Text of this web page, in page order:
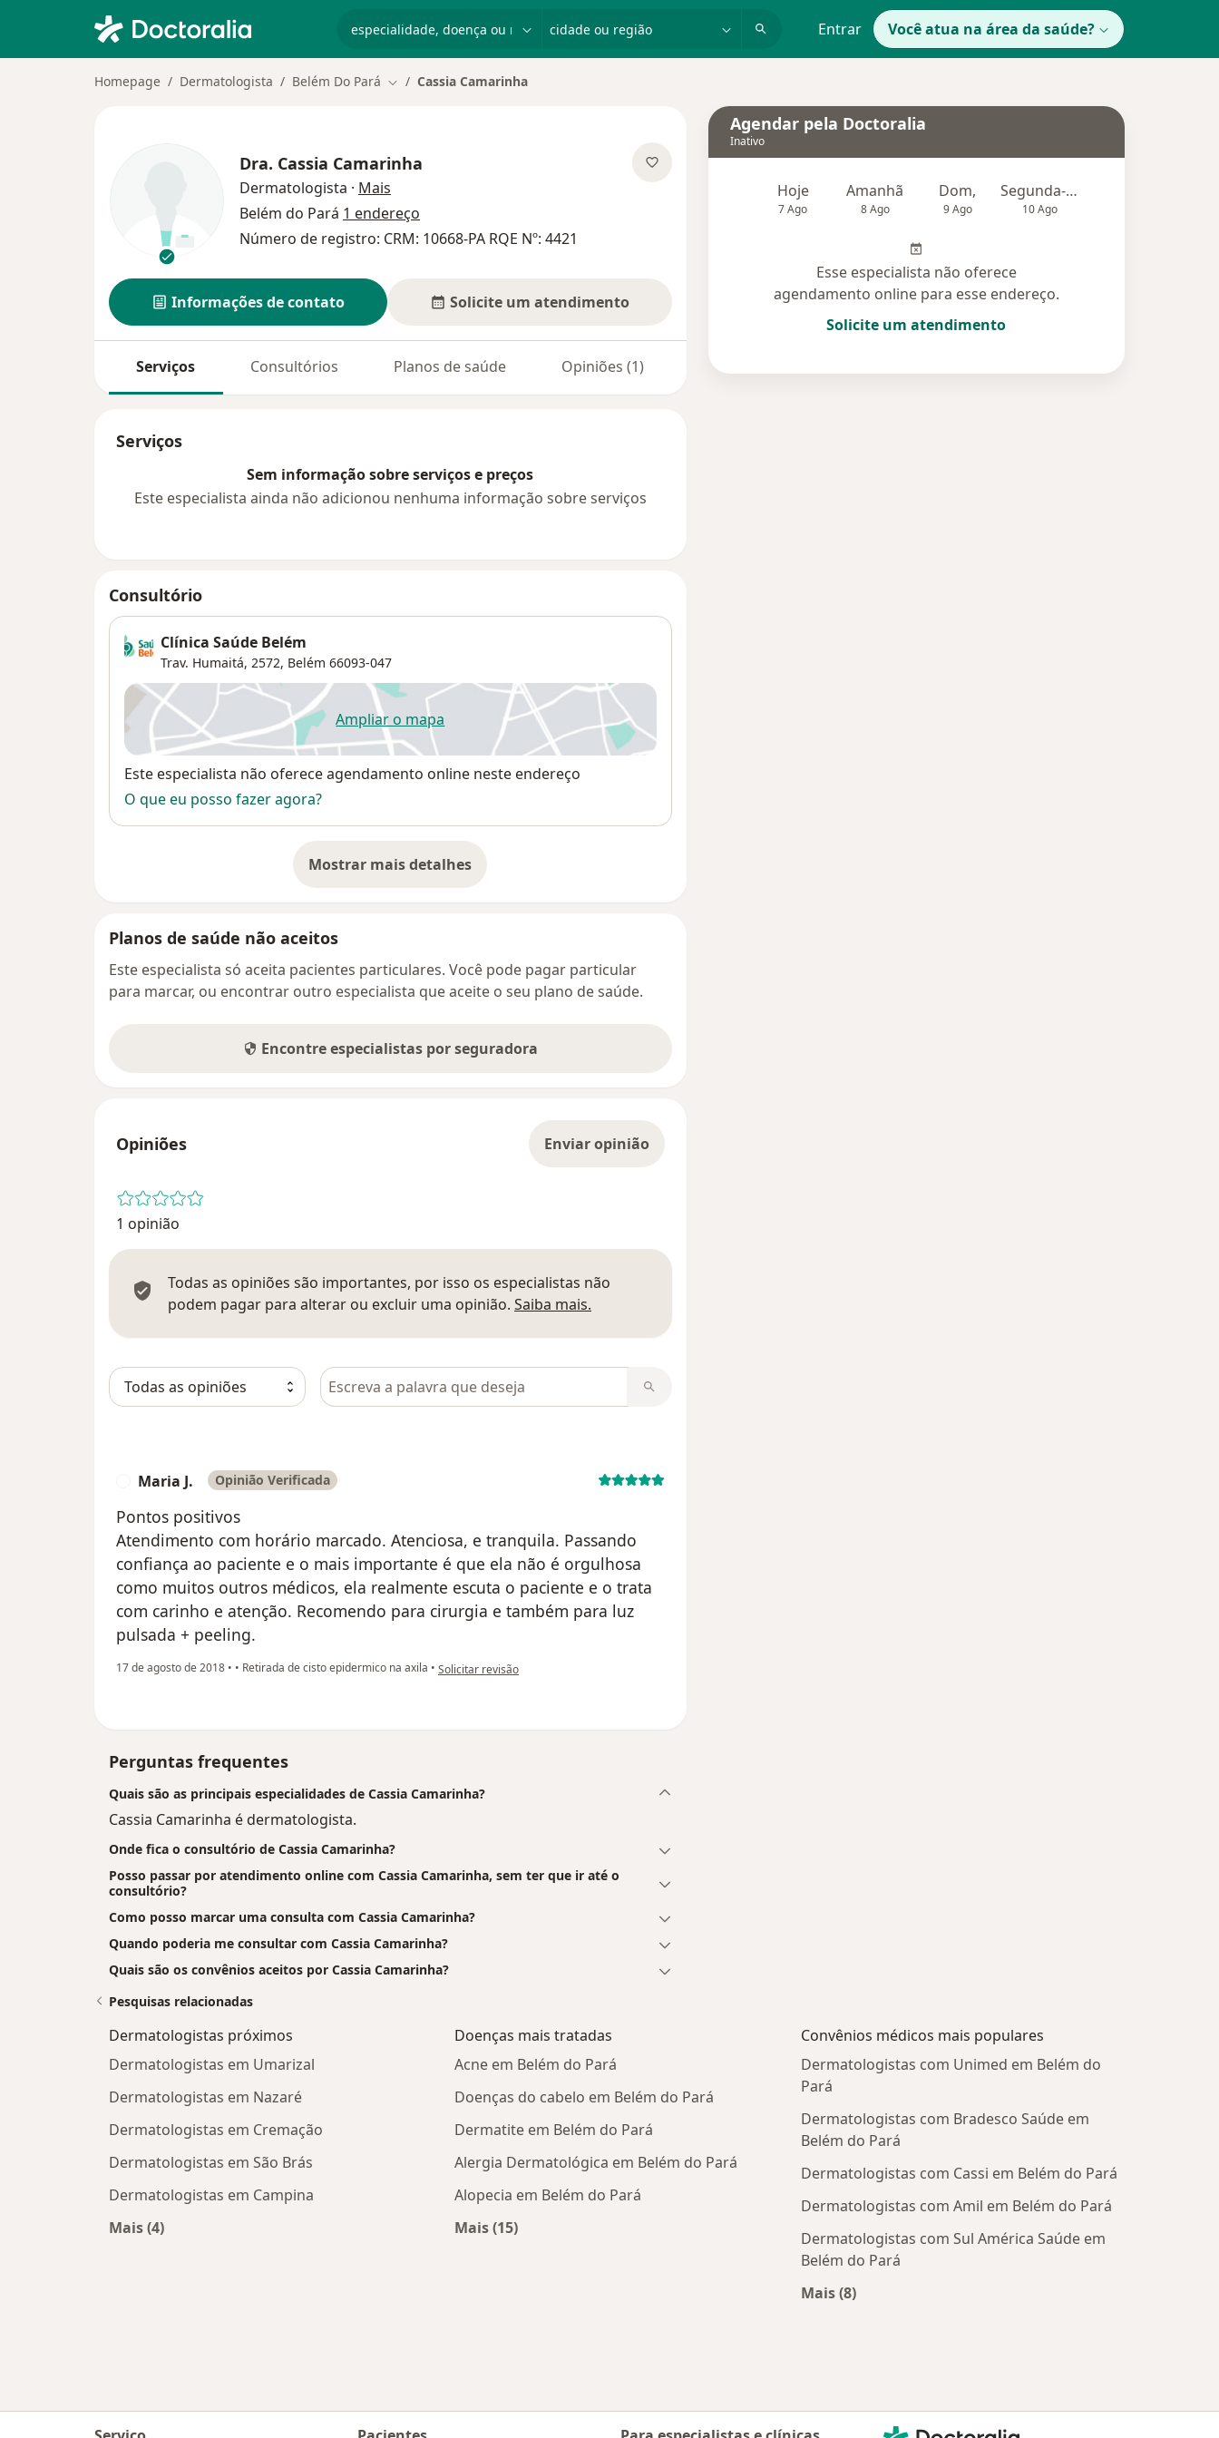
Entrar Você atua na área da saúde?
Homepage Dermatologista Belém Do Pará Mudar de cidade
Cassia Camarinha
Dra. Cassia Camarinha
Dermatologista · Mais
Belém do Pará 1 endereço
Número de registro: CRM: 10668-PA RQE Nº: 4421
Informações de contato Solicite um atendimento
Serviços Consultórios Planos de saúde Opiniões (1)
Serviços
Sem informação sobre serviços e preços
Este especialista ainda não adicionou nenhuma informação sobre serviços
Consultório
Clínica Saúde Belém
Trav. Humaitá, 2572, Belém 66093-047
Ampliar o mapaabre num novo separador
Disponibilidade
Este especialista não oferece agendamento online neste endereço
O que eu posso fazer agora?
Mostrar mais detalhes
sobre o endereço
Planos de saúde não aceitos
Este especialista só aceita pacientes particulares. Você pode pagar particular
para marcar, ou encontrar outro especialista que aceite o seu plano de saúde.
Encontre especialistas por seguradora
Opiniões Enviar opinião
1 opinião
Todas as opiniões são importantes, por isso os especialistas não
podem pagar para alterar ou excluir uma opinião. Saiba mais.
Pesquisar em opiniões
Maria J. Opinião Verificada
Pontos positivos
Atendimento com horário marcado. Atenciosa, e tranquila. Passando
confiança ao paciente e o mais importante é que ela não é orgulhosa
como muitos outros médicos, ela realmente escuta o paciente e o trata
com carinho e atenção. Recomendo para cirurgia e também para luz
pulsada + peeling.
17 de agosto de 2018 • • Retirada de cisto epidermico na axila • na opinião do utilizador Maria J.
Solicitar revisão
Perguntas frequentes
Quais são as principais especialidades de Cassia Camarinha?
Cassia Camarinha é dermatologista.
Onde fica o consultório de Cassia Camarinha?
Posso passar por atendimento online com Cassia Camarinha, sem ter que ir até o
consultório?
Como posso marcar uma consulta com Cassia Camarinha?
Quando poderia me consultar com Cassia Camarinha?
Quais são os convênios aceitos por Cassia Camarinha?
Agendar pela Doctoralia
Inativo
Hoje
7 Ago
Amanhã
8 Ago
Dom,
9 Ago
Segunda-feira
10 Ago
Esse especialista não oferece
agendamento online para esse endereço.
Solicite um atendimento
Pesquisas relacionadas
Dermatologistas próximos
Dermatologistas em Umarizal
Dermatologistas em Nazaré
Dermatologistas em Cremação
Dermatologistas em São Brás
Dermatologistas em Campina
Mais (4)
Doenças mais tratadas
Acne em Belém do Pará
Doenças do cabelo em Belém do Pará
Dermatite em Belém do Pará
Alergia Dermatológica em Belém do Pará
Alopecia em Belém do Pará
Mais (15)
Convênios médicos mais populares
Dermatologistas com Unimed em Belém do
Pará
Dermatologistas com Bradesco Saúde em
Belém do Pará
Dermatologistas com Cassi em Belém do Pará
Dermatologistas com Amil em Belém do Pará
Dermatologistas com Sul América Saúde em
Belém do Pará
Mais (8)
Doctoralia - Homepage